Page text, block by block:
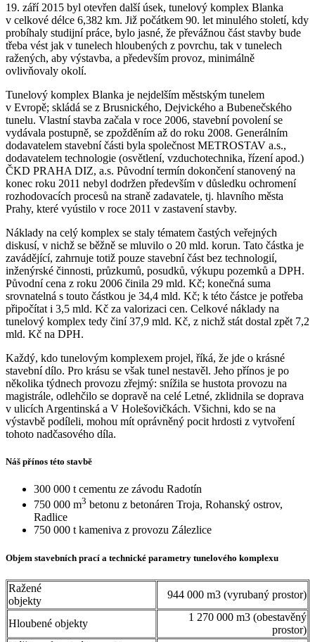
19. září 2015 byl otevřen další úsek, tunelový komplex Blanka
v celkové délce 6,382 km. Již počátkem 90. let minulého století, kdy
probíhaly studijní práce, bylo jasné, že převážnou část stavby bude
třeba vést jak v tunelech hloubených z povrchu, tak v tunelech
ražených, aby výstavba, a především provoz, minimálně
ovlivňovaly okolí.
Tunelový komplex Blanka je nejdelším městským tunelem
v Evropě; skládá se z Brusnického, Dejvického a Bubenečského
tunelu. Vlastní stavba začala v roce 2006, stavební povolení se
vydávala postupně, se zpožděním až do roku 2008. Generálním
dodavatelem stavební části byla společnost METROSTAV a.s.,
dodavatelem technologie (osvětlení, vzduchotechnika, řízení apod.)
ČKD PRAHA DIZ, a.s. Původní termín dokončení stanovený na
konec roku 2011 nebyl dodržen především v důsledku ochromení
rozhodovacích procesů na straně zadavatele, tj. hlavního města
Prahy, které vyústilo v roce 2011 v zastavení stavby.
Náklady na celý komplex se staly tématem častých veřejných
diskusí, v nichž se běžně se mluvilo o 20 mld. korun. Tato částka je
zavádějící, zahrnuje totiž pouze stavební část bez technologií,
inženýrské činnosti, průzkumů, posudků, výkupu pozemků a DPH.
Původní cena z roku 2006 činila 29 mld. Kč; konečná suma
srovnatelná s touto částkou je 34,4 mld. Kč; k této částce je potřeba
připočítat i 3,5 mld. Kč za valorizaci cen. Celkové náklady na
tunelový komplex tedy činí 37,9 mld. Kč, z nichž stát dostal zpět 7,2
mld. Kč na DPH.
Každý, kdo tunelovým komplexem projel, říká, že jde o krásné
stavební dílo. Pro krásu se však tunel nestavěl. Jeho přínos je po
několika týdnech provozu zřejmý: snížila se hustota provozu na
magistrále, odlehčilo se dopravě na celé Letné, zklidnila se doprava
v ulicích Argentinská a V Holešovičkách. Všichni, kdo se na
výstavbě podíleli, mohou mít oprávněný pocit hrdosti z vytvoření
tohoto nadčasového díla.
Náš přínos této stavbě
300 000 t cementu ze závodu Radotín
750 000 m3 betonu z betonáren Troja, Rohanský ostrov,
Radlice
750 000 t kameniva z provozu Zálezlice
Objem stavebních prací a technické parametry tunelového komplexu
Ražené
objekty
944 000 m3 (vyrubaný prostor)
Hloubené objekty
1 270 000 m3 (obestavěný
prostor)